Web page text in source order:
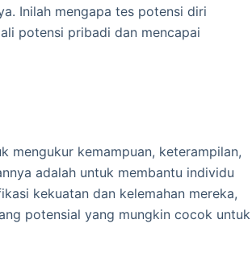
Inilah mengapa tes potensi diri
potensi pribadi dan mencapai
mengukur kemampuan, keterampilan,
adalah untuk membantu individu
kekuatan dan kelemahan mereka,
potensial yang mungkin cocok untuk